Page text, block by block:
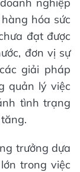
hóa sức
đạt được
đơn vị sự
giải pháp
quản lý việc
tình trạng
trưởng dựa
trong việc